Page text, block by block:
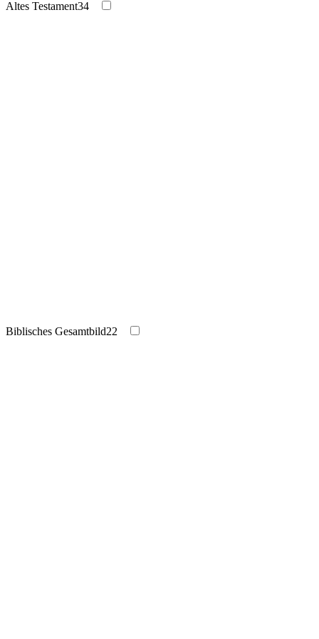
Altes Testament34
Biblisches Gesamtbild22